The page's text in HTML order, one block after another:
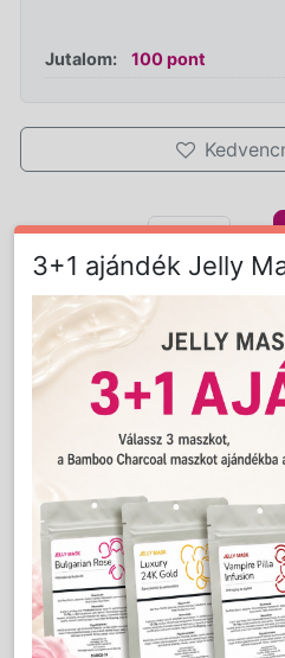
Jutalom: 100 pont
Mennyiség: db
Részletes Leírás
Klasszikus 800ml-es
konzervgyanta a nem
eltávolításához.
Használat előtt 800ml-es
gyantamelegítőben a
melegíteni, majd spatula
3+1 ajándék Jelly